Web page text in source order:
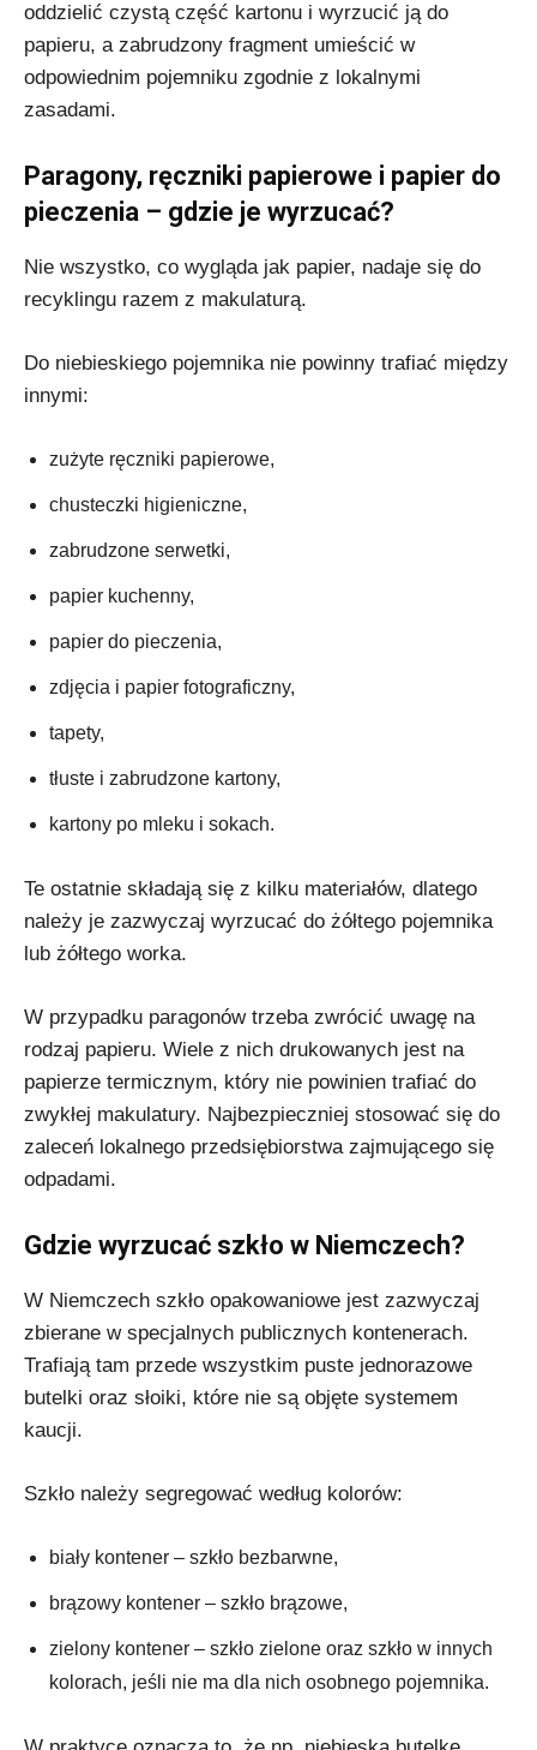
oddzielić czystą część kartonu i wyrzucić ją do
papieru, a zabrudzony fragment umieścić w
odpowiednim pojemniku zgodnie z lokalnymi
zasadami.
Paragony, ręczniki papierowe i papier do
pieczenia – gdzie je wyrzucać?
Nie wszystko, co wygląda jak papier, nadaje się do
recyklingu razem z makulaturą.
Do niebieskiego pojemnika nie powinny trafiać między
innymi:
zużyte ręczniki papierowe,
chusteczki higieniczne,
zabrudzone serwetki,
papier kuchenny,
papier do pieczenia,
zdjęcia i papier fotograficzny,
tapety,
tłuste i zabrudzone kartony,
kartony po mleku i sokach.
Te ostatnie składają się z kilku materiałów, dlatego
należy je zazwyczaj wyrzucać do żółtego pojemnika
lub żółtego worka.
W przypadku paragonów trzeba zwrócić uwagę na
rodzaj papieru. Wiele z nich drukowanych jest na
papierze termicznym, który nie powinien trafiać do
zwykłej makulatury. Najbezpieczniej stosować się do
zaleceń lokalnego przedsiębiorstwa zajmującego się
odpadami.
Gdzie wyrzucać szkło w Niemczech?
W Niemczech szkło opakowaniowe jest zazwyczaj
zbierane w specjalnych publicznych kontenerach.
Trafiają tam przede wszystkim puste jednorazowe
butelki oraz słoiki, które nie są objęte systemem
kaucji.
Szkło należy segregować według kolorów:
biały kontener – szkło bezbarwne,
brązowy kontener – szkło brązowe,
zielony kontener – szkło zielone oraz szkło w innych
kolorach, jeśli nie ma dla nich osobnego pojemnika.